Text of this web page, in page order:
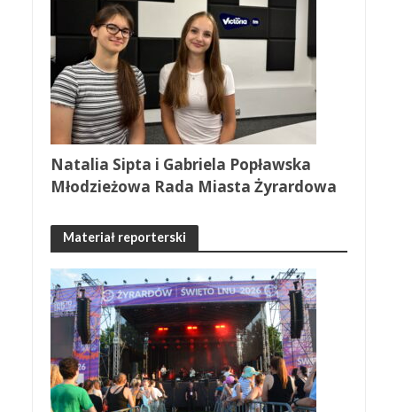
Natalia Sipta i Gabriela Popławska
Młodzieżowa Rada Miasta Żyrardowa
Materiał reporterski